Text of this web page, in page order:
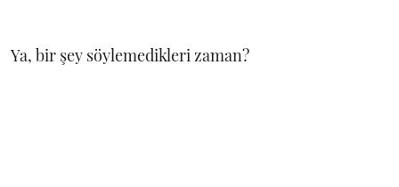
Ya, bir şey söylemedikleri zaman?